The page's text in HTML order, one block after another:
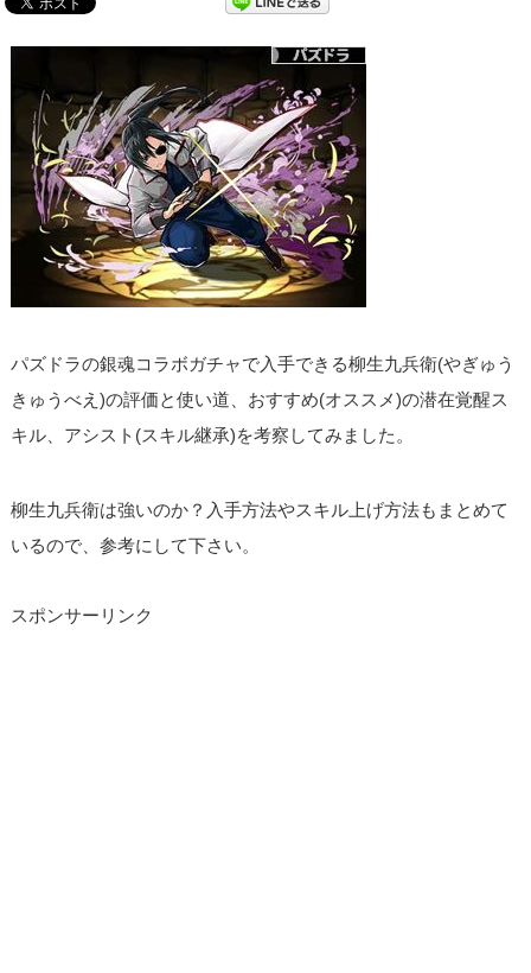
パズドラの銀魂コラボガチャで入手できる柳生九兵衛(やぎゅう
きゅうべえ)の評価と使い道、おすすめ(オススメ)の潜在覚醒ス
キル、アシスト(スキル継承)を考察してみました。
柳生九兵衛は強いのか？入手方法やスキル上げ方法もまとめて
いるので、参考にして下さい。
スポンサーリンク